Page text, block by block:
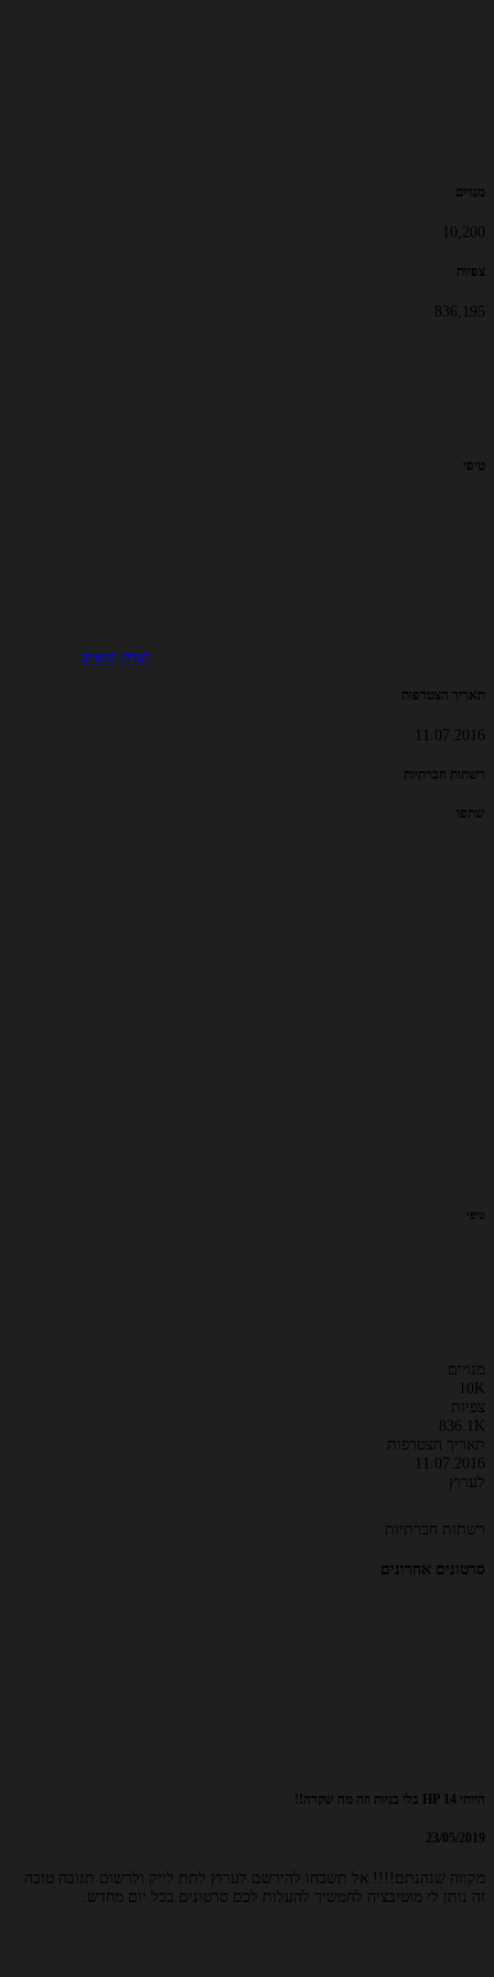
מנויים
10,200
צפיות
836,195
טיפי
לערוץ היוטיוב
תאריך הצטרפות
11.07.2016
רשתות חברתיות
שתפו
טיפי
מנויים
10K
צפיות
836.1K
תאריך הצטרפות
11.07.2016
לערוץ
רשתות חברתיות
סרטונים אחרונים
הייתי 14 HP בלי בניות וזה מה שקרה!!
23/05/2019
מקווה שנהנתם!!!! אל תשכחו להירשם לערוץ לתת לייק ולרשום תגובה טובה
זה נותן לי מוטיבציה להמשיך להעלות לכם סרטונים בכל יום מחדש.